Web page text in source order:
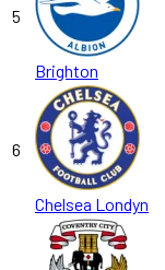
5
Brighton
6
Chelsea Londyn